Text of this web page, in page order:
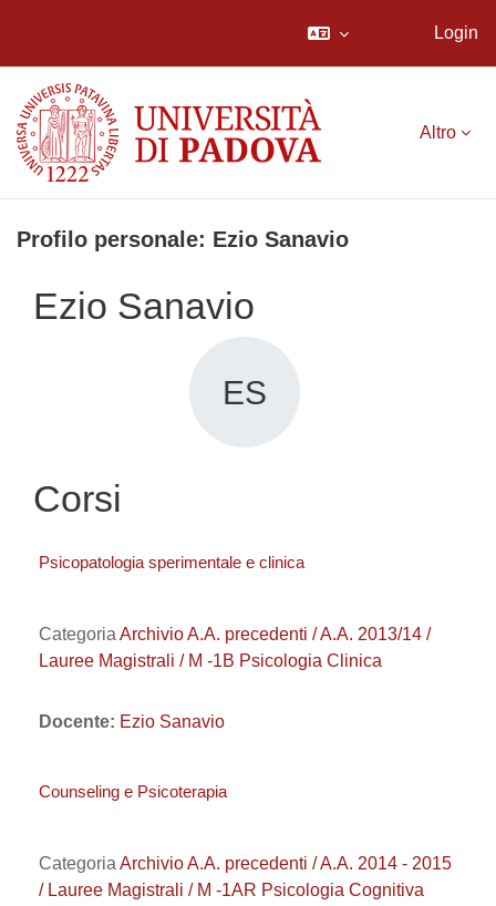
Login
Altro
Profilo personale: Ezio Sanavio
Ezio Sanavio
ES
Corsi
Psicopatologia sperimentale e clinica
Categoria Archivio A.A. precedenti / A.A. 2013/14 /
Lauree Magistrali / M -1B Psicologia Clinica
Docente: Ezio Sanavio
Counseling e Psicoterapia
Categoria Archivio A.A. precedenti / A.A. 2014 - 2015
/ Lauree Magistrali / M -1AR Psicologia Cognitiva